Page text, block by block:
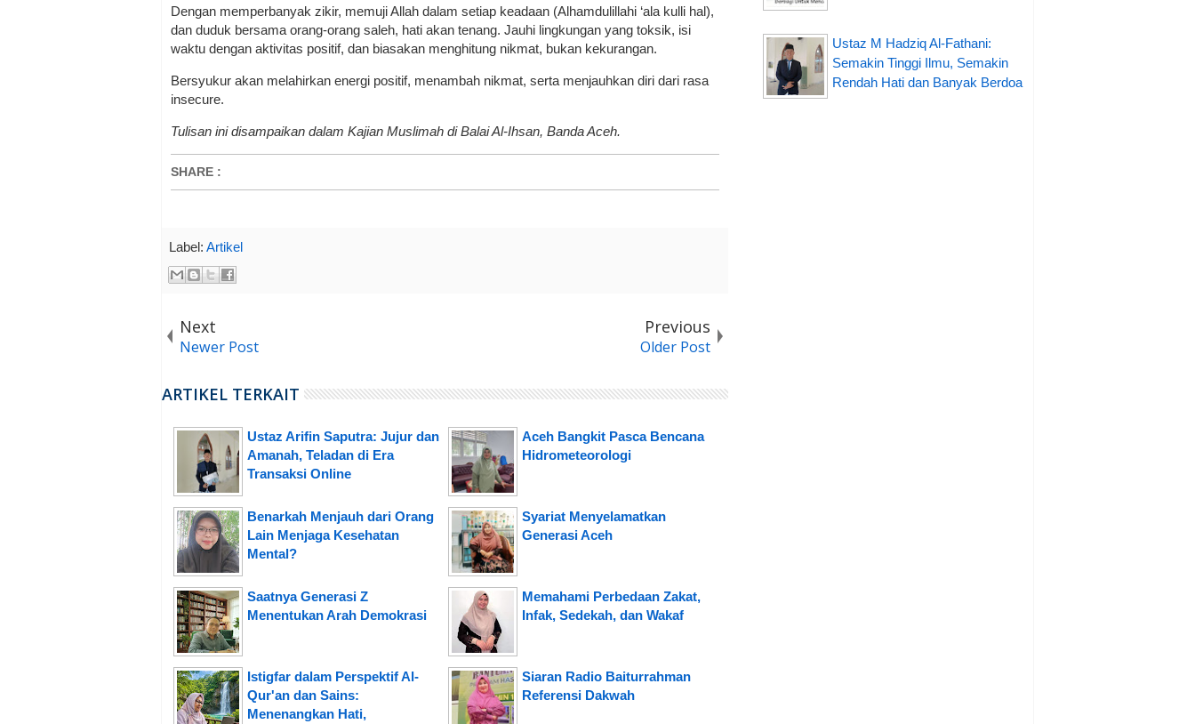
Dengan memperbanyak zikir, memuji Allah dalam setiap keadaan (Alhamdulillahi ‘ala kulli hal),
dan duduk bersama orang-orang saleh, hati akan tenang. Jauhi lingkungan yang toksik, isi
waktu dengan aktivitas positif, dan biasakan menghitung nikmat, bukan kekurangan.
Bersyukur akan melahirkan energi positif, menambah nikmat, serta menjauhkan diri dari rasa
insecure.
Tulisan ini disampaikan dalam Kajian Muslimah di Balai Al-Ihsan, Banda Aceh.
SHARE :
Label: Artikel
Next
Newer Post
Previous
Older Post
ARTIKEL TERKAIT
Ustaz Arifin Saputra: Jujur dan
Amanah, Teladan di Era
Transaksi Online
Aceh Bangkit Pasca Bencana
Hidrometeorologi
Benarkah Menjauh dari Orang
Lain Menjaga Kesehatan
Mental?
Syariat Menyelamatkan
Generasi Aceh
Saatnya Generasi Z
Menentukan Arah Demokrasi
Memahami Perbedaan Zakat,
Infak, Sedekah, dan Wakaf
Istigfar dalam Perspektif Al-
Qur'an dan Sains:
Menenangkan Hati,
Siaran Radio Baiturrahman
Referensi Dakwah
Ustaz M Hadziq Al-Fathani:
Semakin Tinggi Ilmu, Semakin
Rendah Hati dan Banyak Berdoa